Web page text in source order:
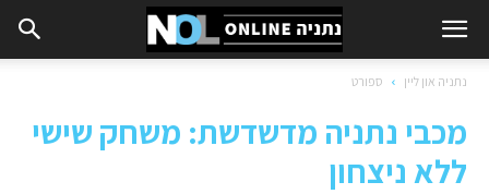
נתניה און ליין ספורט
מכבי נתניה מדשדשת: משחק שישי
ללא ניצחון